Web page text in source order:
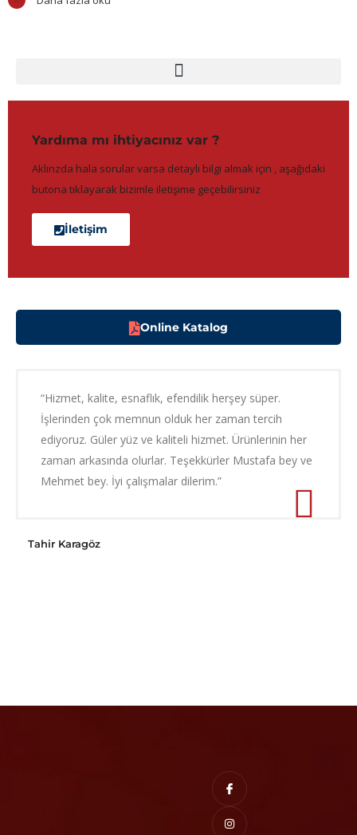
Yardıma mı ihtiyacınız var ?
Aklınzda hala sorular varsa detaylı bilgi almak için , aşağıdaki
butona tıklayarak bizimle iletişime geçebilirsiniz
İletişim
Online Katalog
“Hizmet, kalite, esnaflık, efendilik herşey süper.
İşlerinden çok memnun olduk her zaman tercih
ediyoruz. Güler yüz ve kaliteli hizmet. Ürünlerinin her
zaman arkasında olurlar. Teşekkürler Mustafa bey ve
Mehmet bey. İyi çalışmalar dilerim.”
Tahir Karagöz